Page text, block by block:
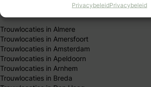
PrivacybeleidPrivacybeleid
Trouwen per stad
Trouwlocaties in Almere
Trouwlocaties in Amersfoort
Trouwlocaties in Amsterdam
Trouwlocaties in Apeldoorn
Trouwlocaties in Arnhem
Trouwlocaties in Breda